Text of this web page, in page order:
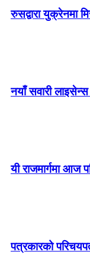
रुसद्वारा युक्रेनमा
नयाँ सवारी लाइसेन्स
यी राजमार्गमा आज
पत्रकारको